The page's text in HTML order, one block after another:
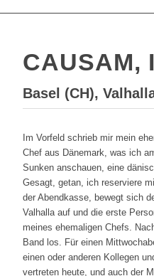
CAUSAM,
Basel (CH),
Im Vorfeld schrieb mir mein
Chef aus Dänemark, was ich
Sunken anschauen, eine
Gesagt, getan, ich reserviere
der Abendkasse, bewegt sich
Valhalla auf und die erste
meines ehemaligen Chefs.
Band los. Für einen
einen oder anderen Kollegen
vertreten heute, und auch der